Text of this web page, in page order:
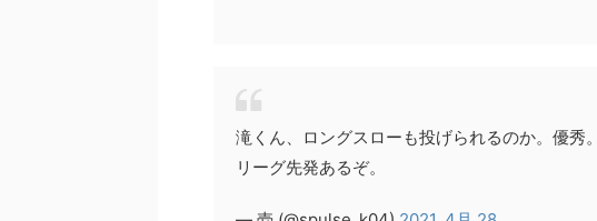
滝くん、ロングスローも投げられるのか。優秀。
リーグ先発あるぞ。